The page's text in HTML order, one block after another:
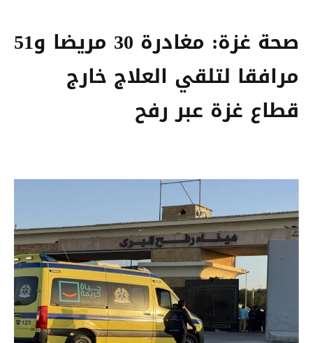
صحة غزة: مغادرة 30 مريضا و51
مرافقا لتلقي العلاج خارج
قطاع غزة عبر رفح